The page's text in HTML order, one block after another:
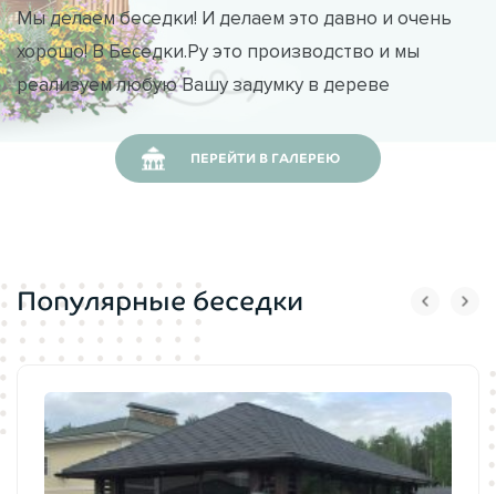
Мы делаем беседки! И делаем это давно и очень
хорошо! В Беседки.Ру это производство и мы
реализуем любую Вашу задумку в дереве
ПЕРЕЙТИ В ГАЛЕРЕЮ
Популярные беседки